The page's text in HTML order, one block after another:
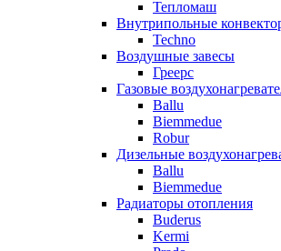
Тепломаш
Внутрипольные
Techno
Воздушные завесы
Греерс
Газовые
Ballu
Biemmedue
Robur
Дизельные
Ballu
Biemmedue
Радиаторы отопления
Buderus
Kermi